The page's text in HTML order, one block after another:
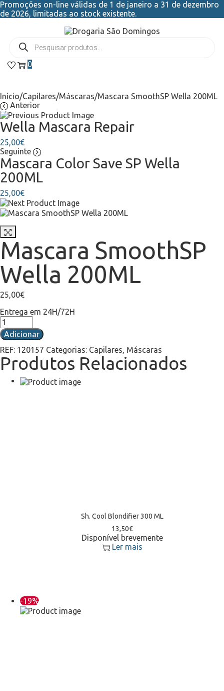
Promoções on-line válidas de 1 de janeiro a 31 de dezembro
de 2026, limitadas ao stock existente.
0
Início/Capilares/Máscaras/Mascara SmoothSP Wella 200ML
Anterior
Wella Mascara Repair
25,00€
Seguinte
Mascara Color Save SP Wella
200ML
25,00€
Mascara SmoothSP
Wella 200ML
25,00€
Entrega em 24H/72H
Adicionar
REF: 120157 Categorias: Capilares, Máscaras
Produtos Relacionados
Sh. Cool Blondifier 300 ML
13,50€
Disponível brevemente
Ler mais
-19%